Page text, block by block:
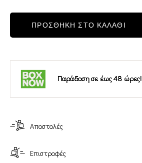
ΠΡΟΣΘΗΚΗ ΣΤΟ ΚΑΛΑΘΙ
Παράδοση σε έως 48 ώρες!
Αποστολές
Επιστροφές